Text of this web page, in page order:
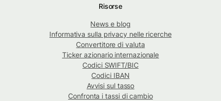
Risorse
News e blog
Informativa sulla privacy nelle ricerche
Convertitore di valuta
Ticker azionario internazionale
Codici SWIFT/BIC
Codici IBAN
Avvisi sul tasso
Confronta i tassi di cambio